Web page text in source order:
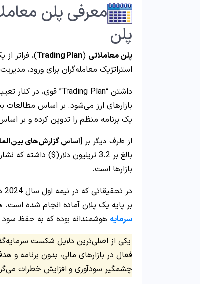
معرفی پلن
پلن
پلن معاملاتی (
Trading Plan)، فراتر
استراتژیک معامله‌گران برای ورود،
داشتن “Trading Plan” قوی، در کنار تعیین دقیق
یک برنامه منظم را تدوین کرده و بر
از طرف دیگر بر [اساس گزارش‌های
بالغ بر 3.2 تریلیون دلار($)
بازارها است.
بر پایه یک پلان آماده انجام شده
سرمایه هوشمندانه بوده که به حفظ
فعال در بازارهای مالی، بدون برنامه
چشمگیر سودآوری و افزایش خطرات